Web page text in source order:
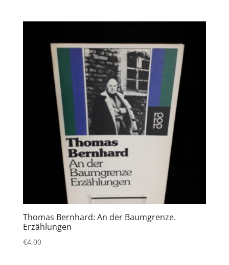
Thomas Bernhard: An der Baumgrenze.
Erzählungen
€4,00